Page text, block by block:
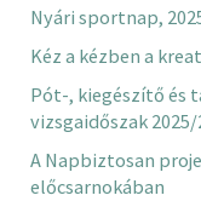
Nyári sportnap,
Kéz a kézben a
Pót-, kiegészítő és
vizsgaidőszak 2025/
A Napbiztosan
előcsarnokában